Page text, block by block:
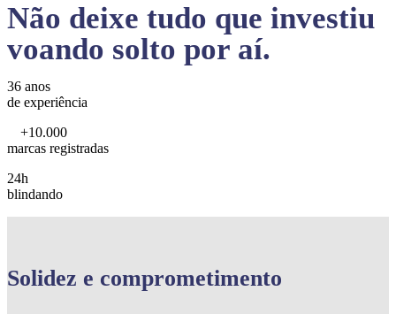
Não deixe tudo que investiu
voando solto por aí.
36 anos
de experiência
+10.000
marcas registradas
24h
blindando
Solidez e comprometimento